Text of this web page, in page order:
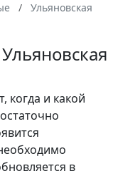
Ульяновская
когда и какой
в